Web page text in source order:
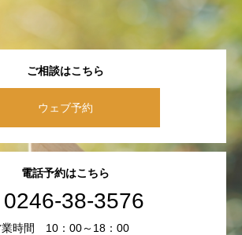
ご相談はこちら
ウェブ予約
電話予約はこちら
0246-38-3576
業時間 10：00～18：00